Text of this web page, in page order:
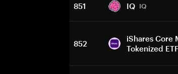
851 IQ IQ
852
iShares Core
Tokenized